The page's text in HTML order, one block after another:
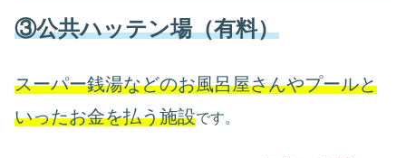
③公共ハッテン場（有料）
スーパー銭湯などのお風呂屋さんやプールと
いったお金を払う施設です。